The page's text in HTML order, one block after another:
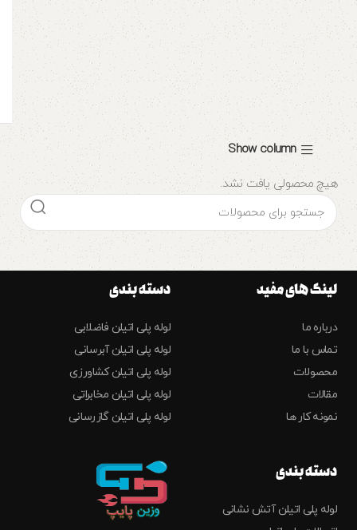
Show column
هیچ محصولی یافت نشد.
لینک های مفید
درباره ما
تماس با ما
محصولات
مقالات
نمونه کار ها
دسته بندی
لوله پلی اتیلن فاضلابی
لوله پلی اتیلن آبرسانی
لوله پلی اتیلن کشاورزی
لوله پلی اتیلن مخابراتی
لوله پلی اتیلن گازرسانی
دسته بندی
لوله پلی اتیلن آتش نشانی